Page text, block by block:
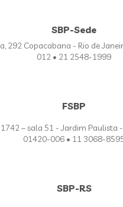
SBP-Sede
292 Copacabana - Rio de
012 • 21 2548-1999
FSBP
– sala 51 - Jardim Paulista -
01420-006 • 11 3068-
SBP-RS